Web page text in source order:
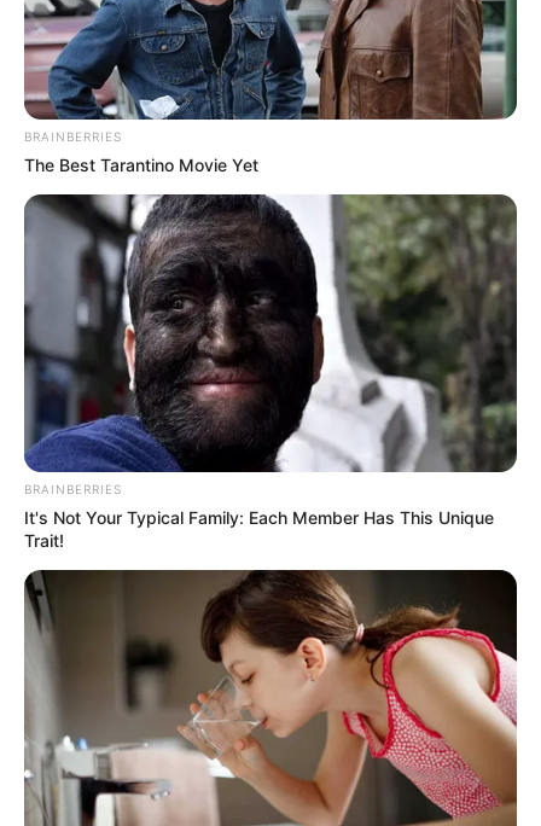
BRAINBERRIES
The Best Tarantino Movie Yet
BRAINBERRIES
It's Not Your Typical Family: Each Member Has This Unique
Trait!